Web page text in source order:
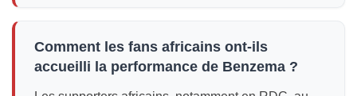
Comment les fans africains ont-ils
accueilli la performance de Benzema ?